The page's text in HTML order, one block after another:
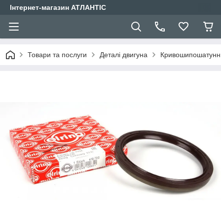
Інтернет-магазин АТЛАНТІС
Товари та послуги Деталі двигуна